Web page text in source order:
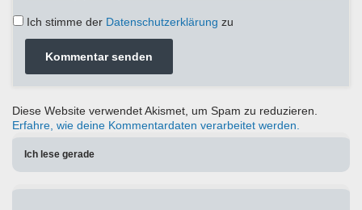
Ich stimme der Datenschutzerklärung zu
Diese Website verwendet Akismet, um Spam zu reduzieren.
Erfahre, wie deine Kommentardaten verarbeitet werden.
Ich lese gerade